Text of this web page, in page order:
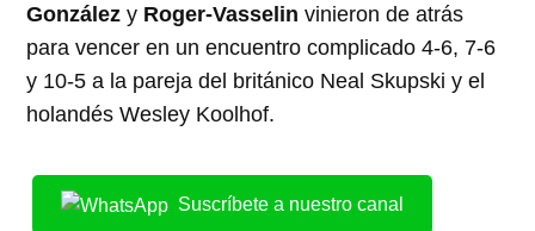
González y Roger-Vasselin vinieron de atrás
para vencer en un encuentro complicado 4-6, 7-6
y 10-5 a la pareja del británico Neal Skupski y el
holandés Wesley Koolhof.
Suscríbete a nuestro canal